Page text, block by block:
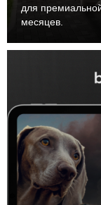
для
месяцев.